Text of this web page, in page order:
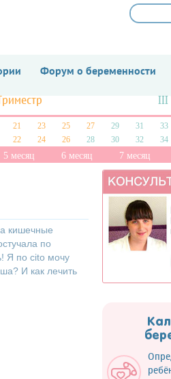
Форум о беременности
III
21 23 25 27 29 31 33
22 24 26 28 30 32 34
5 месяц 6 месяц 7 месяц
кишечные
по
Я по cito мочу
И как лечить